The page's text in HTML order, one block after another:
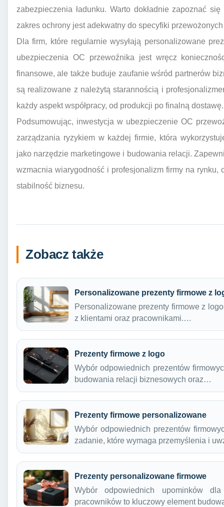
zabezpieczenia ładunku. Warto dokładnie zapoznać
zakres ochrony jest adekwatny do specyfiki
Dla firm, które regularnie wysyłają personalizowane
ubezpieczenia OC przewoźnika jest wręcz
finansowe, ale także buduje zaufanie wśród partnerów
są realizowane z należytą starannością i
każdy aspekt współpracy, od produkcji po finalną dostawę.
Podsumowując, inwestycja w ubezpieczenie OC
zarządzania ryzykiem w każdej firmie, która
jako narzędzie marketingowe i budowania relacji.
wzmacnia wiarygodność i profesjonalizm firmy na rynku,
stabilność biznesu.
Zobacz także
Personalizowane prezenty firmowe z
Personalizowane prezenty firmowe z
z klientami oraz pracownikami.…
Prezenty firmowe z logo
Wybór odpowiednich prezentów
budowania relacji biznesowych oraz…
Prezenty firmowe personalizowane
Wybór odpowiednich prezentów
zadanie, które wymaga przemyślenia i
Prezenty personalizowane firmowe
Wybór odpowiednich upominków
pracowników to kluczowy element